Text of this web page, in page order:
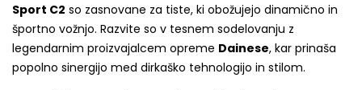
Sport C2 so zasnovane za tiste, ki obožujejo dinamično in
športno vožnjo. Razvite so v tesnem sodelovanju z
legendarnim proizvajalcem opreme Dainese, kar prinaša
popolno sinergijo med dirkaško tehnologijo in stilom.